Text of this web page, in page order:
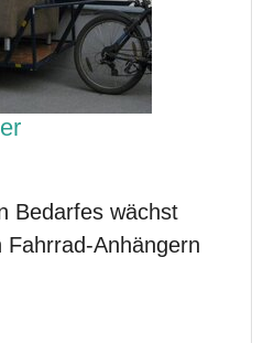
Bedarfes wächst
Anhängern